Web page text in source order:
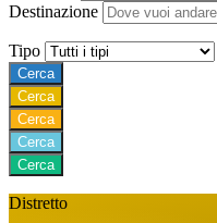
Destinazione
Tipo
Cerca
Cerca
Cerca
Cerca
Cerca
Distretto